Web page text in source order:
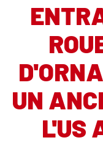
UN
L'US